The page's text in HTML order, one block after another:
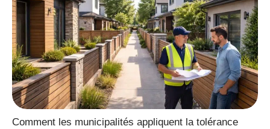
Comment les municipalités appliquent la tolérance